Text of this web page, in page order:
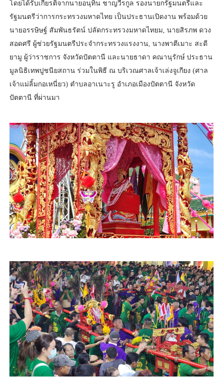
โดยได้รับเกียรติจากนายอนุทิน ชาญวีรกูล รองนายกรัฐมนตรีและ
รัฐมนตรีว่าการกระทรวงมหาดไทย เป็นประธานเปิดงาน พร้อมด้วย
นายอรรษิษฐ์ สัมพันธรัตน์ ปลัดกระทรวงมหาดไทยม, นายสิรภพ ดวง
สอดศรี ผู้ช่วยรัฐมนตรีประจำกระทรวงแรงงาน, นางพาตีเมาะ สะดี
ยามู ผู้ว่าราชการ จังหวัดปัตตานี และนายธาดา คณานุรักษ์ ประธาน
มูลนิธิเทพปูชนียสถาน ร่วมในพิธี ณ บริเวณศาลเจ้าเล่งจูเกียง (ศาล
เจ้าแม่ลิ้มกอเหนี่ยว) ตำบลอาเนาะรู อำเภอเมืองปัตตานี จังหวัด
ปัตตานี ที่ผ่านมา